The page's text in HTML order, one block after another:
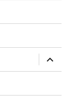
ouvrir
le
sous-